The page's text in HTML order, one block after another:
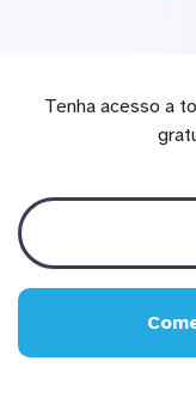
Tenha acesso a